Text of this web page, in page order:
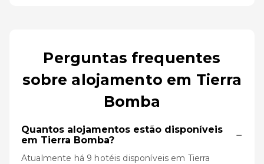
Perguntas frequentes
sobre alojamento em Tierra
Bomba
Quantos alojamentos estão disponíveis
em Tierra Bomba?
−
Atualmente há 9 hotéis disponíveis em Tierra